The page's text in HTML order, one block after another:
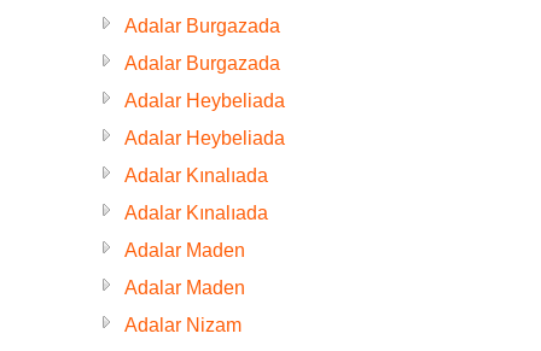
Adalar Burgazada
Adalar Burgazada
Adalar Heybeliada
Adalar Heybeliada
Adalar Kınalıada
Adalar Kınalıada
Adalar Maden
Adalar Maden
Adalar Nizam